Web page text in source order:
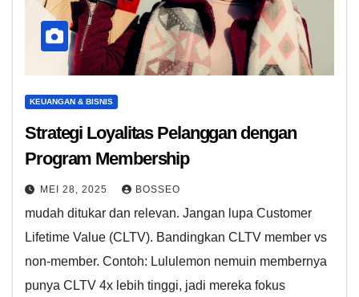
KEUANGAN & BISNIS
Strategi Loyalitas Pelanggan dengan
Program Membership
MEI 28, 2025 BOSSEO
mudah ditukar dan relevan. Jangan lupa Customer
Lifetime Value (CLTV). Bandingkan CLTV member vs
non-member. Contoh: Lululemon nemuin membernya
punya CLTV 4x lebih tinggi, jadi mereka fokus